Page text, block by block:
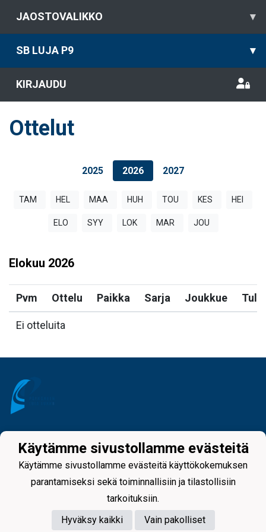
JAOSTOVALIKKO ▾
SB LUJA P9 ▾
KIRJAUDU
Ottelut
2025 2026 2027
TAM HEL MAA HUH TOU KES HEI
ELO SYY LOK MAR JOU
Elokuu 2026
Pvm Ottelu Paikka Sarja Joukkue
Ei otteluita
Powered by
Käytämme sivustollamme evästeitä
Käytämme sivustollamme evästeitä käyttökokemuksen
parantamiseksi sekä toiminnallisiin ja tilastollisiin
tarkoituksiin.
Hyväksy kaikki
Vain pakolliset